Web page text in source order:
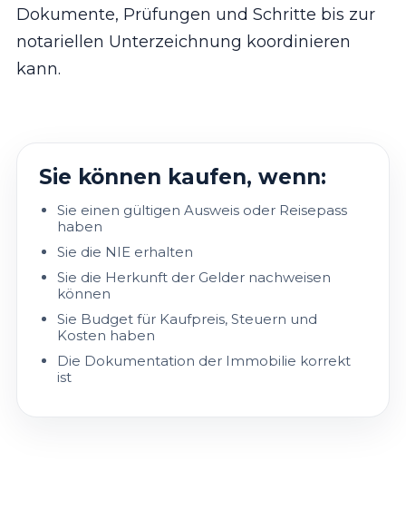
Dokumente, Prüfungen und Schritte bis zur
notariellen Unterzeichnung koordinieren
kann.
Sie können kaufen, wenn:
Sie einen gültigen Ausweis oder Reisepass
haben
Sie die NIE erhalten
Sie die Herkunft der Gelder nachweisen
können
Sie Budget für Kaufpreis, Steuern und
Kosten haben
Die Dokumentation der Immobilie korrekt
ist